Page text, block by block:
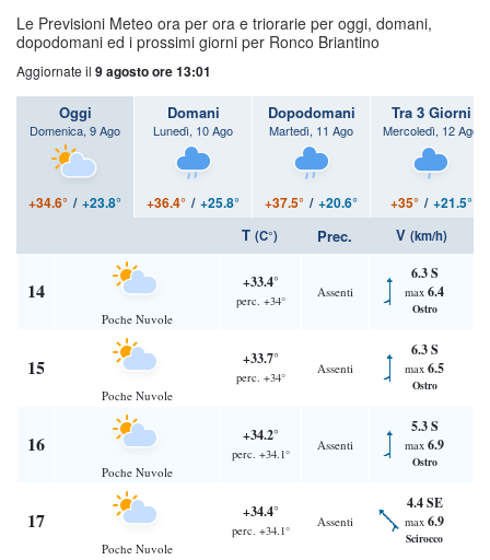
Le Previsioni Meteo ora per ora e triorarie per oggi, domani,
dopodomani ed i prossimi giorni per Ronco Briantino
Aggiornate il 9 agosto ore 13:01
Oggi
Domenica, 9 Ago
+34.6° / +23.8°
Domani
Lunedì, 10 Ago
+36.4° / +25.8°
Dopodomani
Martedì, 11 Ago
+37.5° / +20.6°
Tra 3 Giorni
Mercoledì, 12 Ago
+35° / +21.5°
T (C°) Prec. V (km/h)
14
Poche Nuvole
+33.4°
perc. +34°
Assenti
6.3 S
max 6.4
Ostro
15
Poche Nuvole
+33.7°
perc. +34°
Assenti
6.3 S
max 6.5
Ostro
16
Poche Nuvole
+34.2°
perc. +34.1°
Assenti
5.3 S
max 6.9
Ostro
17
Poche Nuvole
+34.4°
perc. +34.1°
Assenti
4.4 SE
max 6.9
Scirocco